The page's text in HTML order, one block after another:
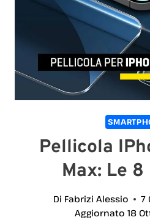
Pellicola
Max: Le
Di Fabrizi Alessio
7
Aggiornato 18